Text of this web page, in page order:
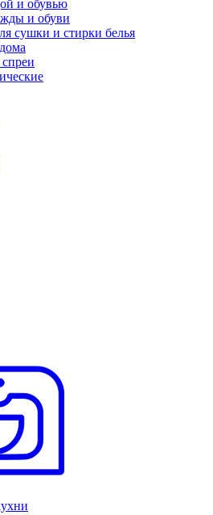
и обувью
и обуви
сушки и стирки белья